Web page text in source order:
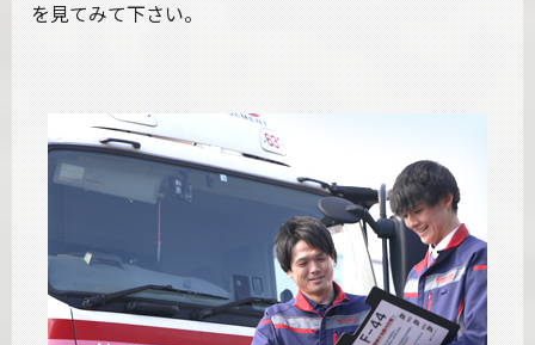
を見てみて下さい。